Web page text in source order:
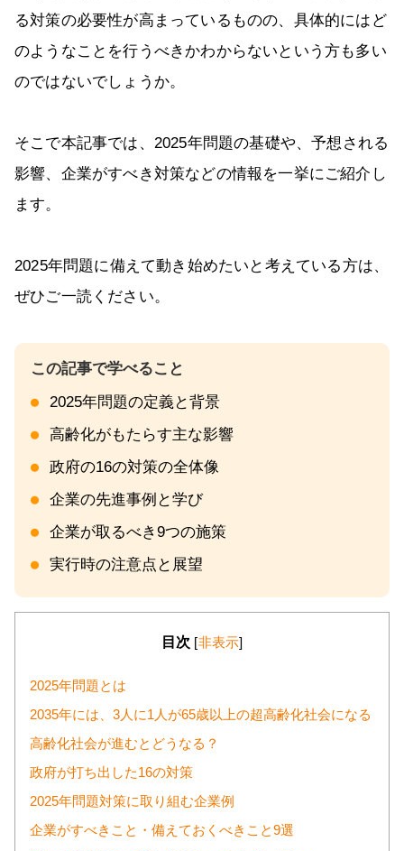
る対策の必要性が高まっているものの、具体的にはど
のようなことを行うべきかわからないという方も多い
のではないでしょうか。
そこで本記事では、2025年問題の基礎や、予想される
影響、企業がすべき対策などの情報を一挙にご紹介し
ます。
2025年問題に備えて動き始めたいと考えている方は、
ぜひご一読ください。
2025年問題の定義と背景
高齢化がもたらす主な影響
政府の16の対策の全体像
企業の先進事例と学び
企業が取るべき9つの施策
実行時の注意点と展望
目次 [非表示]
2025年問題とは
2035年には、3人に1人が65歳以上の超高齢化社会になる
高齢化社会が進むとどうなる？
政府が打ち出した16の対策
2025年問題対策に取り組む企業例
企業がすべきこと・備えておくべきこと9選